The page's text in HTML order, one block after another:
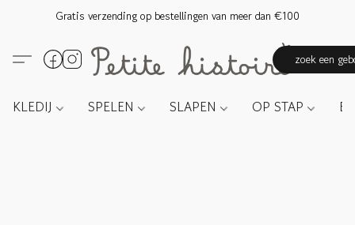
Gratis verzending op bestellingen van meer dan €100
zoek een
KLEDIJ SPELEN SLAPEN OP STAP